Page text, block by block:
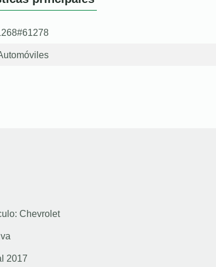
Chevrolet
2017